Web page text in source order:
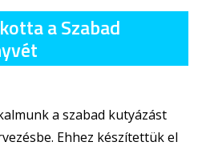
a Szabad
a szabad kutyázást
Ehhez készítettük el